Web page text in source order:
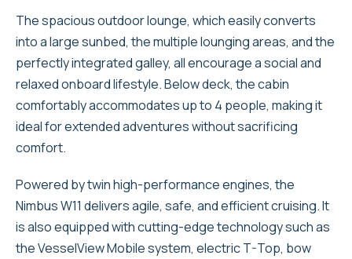
The spacious outdoor lounge, which easily converts
into a large sunbed, the multiple lounging areas, and the
perfectly integrated galley, all encourage a social and
relaxed onboard lifestyle. Below deck, the cabin
comfortably accommodates up to 4 people, making it
ideal for extended adventures without sacrificing
comfort.
Powered by twin high-performance engines, the
Nimbus W11 delivers agile, safe, and efficient cruising. It
is also equipped with cutting-edge technology such as
the VesselView Mobile system, electric T-Top, bow